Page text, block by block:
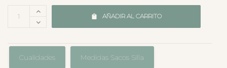
AÑADIR AL CARRITO
Cualidades Medidas Sacos Silla